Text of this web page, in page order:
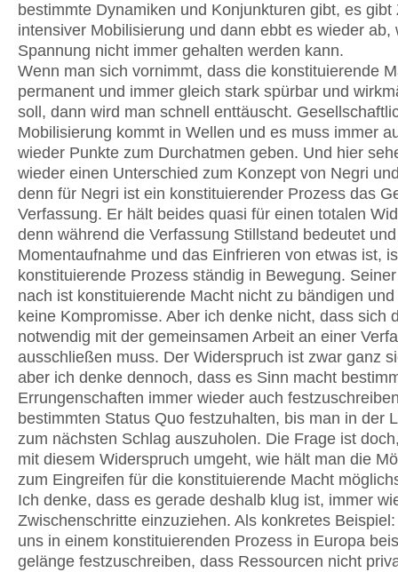
bestimmte Dynamiken und Konjunkturen gibt, es gibt
intensiver Mobilisierung und dann ebbt es wieder ab,
Spannung nicht immer gehalten werden kann.
Wenn man sich vornimmt, dass die konstituierende
permanent und immer gleich stark spürbar und
soll, dann wird man schnell enttäuscht.
Mobilisierung kommt in Wellen und es muss immer
wieder Punkte zum Durchatmen geben. Und hier
wieder einen Unterschied zum Konzept von Negri
denn für Negri ist ein konstituierender Prozess das
Verfassung. Er hält beides quasi für einen totalen
denn während die Verfassung Stillstand bedeutet
Momentaufnahme und das Einfrieren von etwas ist,
konstituierende Prozess ständig in Bewegung.
nach ist konstituierende Macht nicht zu bändigen
keine Kompromisse. Aber ich denke nicht, dass sich
notwendig mit der gemeinsamen Arbeit an einer
ausschließen muss. Der Widerspruch ist zwar ganz
aber ich denke dennoch, dass es Sinn macht
Errungenschaften immer wieder auch
bestimmten Status Quo festzuhalten, bis man in der
zum nächsten Schlag auszuholen. Die Frage ist
mit diesem Widerspruch umgeht, wie hält man die
zum Eingreifen für die konstituierende Macht
Ich denke, dass es gerade deshalb klug ist, immer
Zwischenschritte einzuziehen. Als konkretes
uns in einem konstituierenden Prozess in Europa
gelänge festzuschreiben, dass Ressourcen nicht